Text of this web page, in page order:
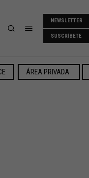
NEWSLETTER
SUSCRÍBETE
ÁREA PRIVADA